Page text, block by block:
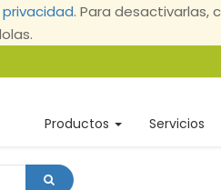
. Para desactivarlas,
Productos Servicios